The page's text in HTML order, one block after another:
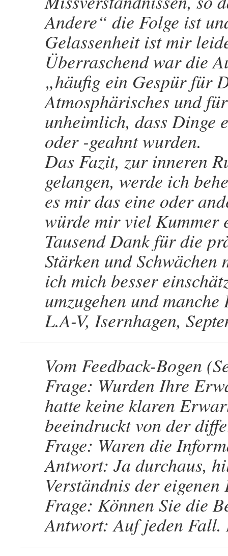
Andere“ die Folge ist
Gelassenheit ist mir
Überraschend war die
„häufig ein Gespür für
Atmosphärisches und
unheimlich, dass Dinge
oder -geahnt wurden.
Das Fazit, zur inneren
gelangen, werde ich
es mir das eine oder
würde mir viel Kummer
Tausend Dank für die
Stärken und
ich mich besser
umzugehen und
L.A-V, Isernhagen,
Vom Feedback-Bogen
Frage: Wurden Ihre
hatte keine klaren
beeindruckt von der
Frage: Waren die
Antwort: Ja durchaus,
Verständnis der eigenen
Frage: Können Sie die
Antwort: Auf jeden Fall.